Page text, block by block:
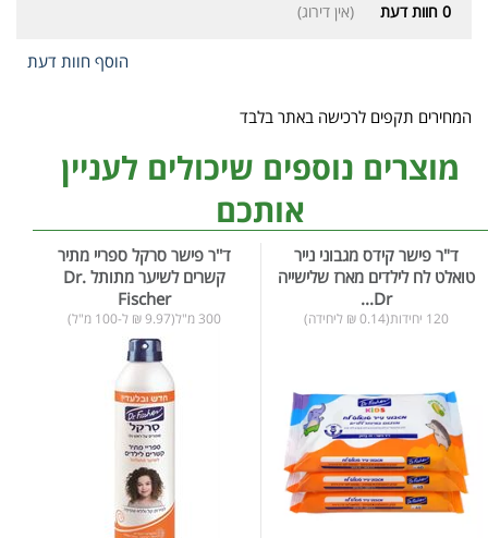
0 חוות דעת (אין דירוג)
הוסף חוות דעת
המחירים תקפים לרכישה באתר בלבד
מוצרים נוספים שיכולים לעניין
אותכם
ד"ר פישר קידס מגבוני נייר
טואלט לח לילדים מארז שלישייה
Dr...
120 יחידות(0.14 ₪ ליחידה)
ד''ר פישר סרקל ספריי מתיר
קשרים לשיער מתותל Dr.
Fischer
300 מ"ל(9.97 ₪ ל-100 מ"ל)